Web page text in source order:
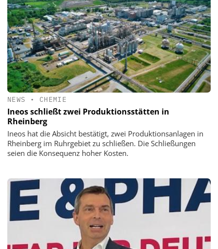
NEWS • CHEMIE
Ineos schließt zwei Produktionsstätten in
Rheinberg
Ineos hat die Absicht bestätigt, zwei Produktionsanlagen in
Rheinberg im Ruhrgebiet zu schließen. Die Schließungen
seien die Konsequenz hoher Kosten.